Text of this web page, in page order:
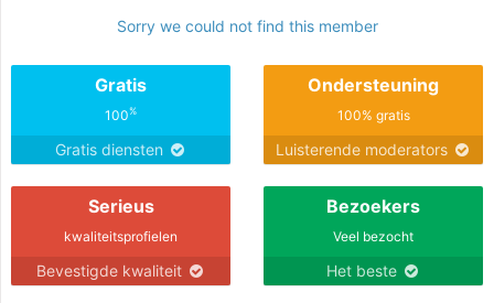
Sorry we could not find this member
Gratis
100%
Gratis diensten
Ondersteuning
100% gratis
Luisterende moderators
Serieus
kwaliteitsprofielen
Bevestigde kwaliteit
Bezoekers
Veel bezocht
Het beste